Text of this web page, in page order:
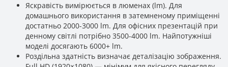
Яскравість вимірюється в люменах (lm). Для
домашнього використання в затемненому приміщенні
достатньо 2000-3000 lm. Для офісних презентацій при
денному світлі потрібно 3500-4000 lm. Найпотужніші
моделі досягають 6000+ lm.
Роздільна здатність визначає деталізацію зображення.